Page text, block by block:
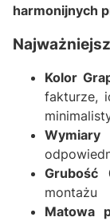
harmonijnych
Kolor
fakturze,
Grubość
montażu
Matowa